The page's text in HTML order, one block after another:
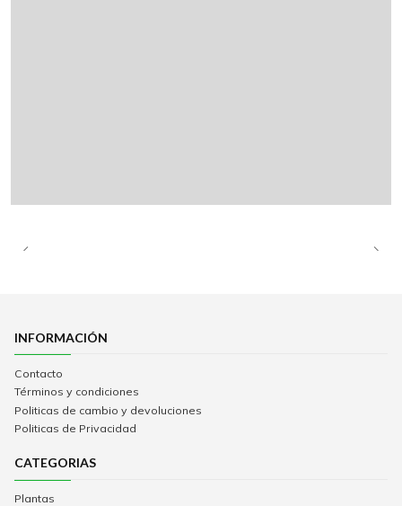
INFORMACIÓN
Contacto
Términos y condiciones
Politicas de cambio y devoluciones
Politicas de Privacidad
CATEGORIAS
Plantas